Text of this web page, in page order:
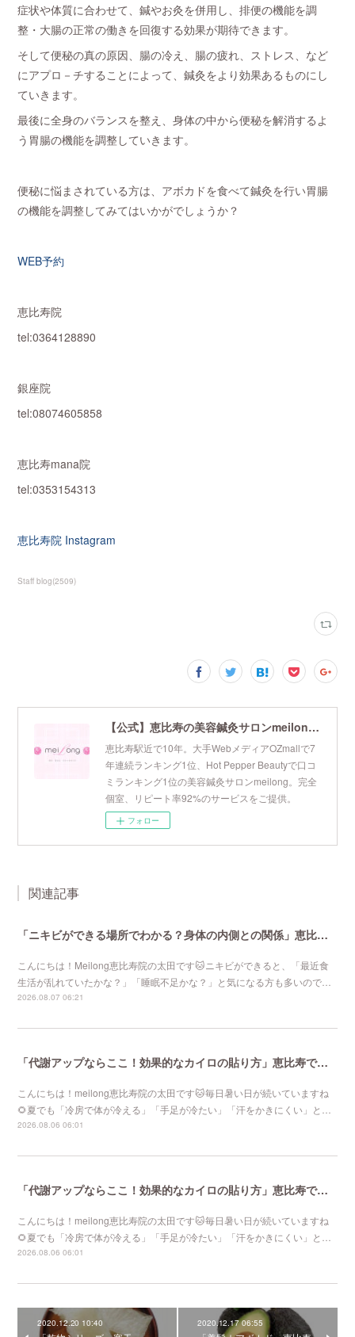
症状や体質に合わせて、鍼やお灸を併用し、排便の機能を調
整・大腸の正常の働きを回復する効果が期待できます。
そして便秘の真の原因、腸の冷え、腸の疲れ、ストレス、など
にアプロ－チすることによって、鍼灸をより効果あるものにし
ていきます。
最後に全身のバランスを整え、身体の中から便秘を解消するよ
う胃腸の機能を調整していきます。
便秘に悩まされている方は、アボカドを食べて鍼灸を行い胃腸
の機能を調整してみてはいかがでしょうか？
WEB予約
恵比寿院
tel:0364128890
銀座院
tel:08074605858
恵比寿mana院
tel:0353154313
恵比寿院 Instagram
Staff blog(2509)
【公式】恵比寿の美容鍼灸サロンmeilong｜ツボを押さえた針・お灸の治療で美容と健康を叶えます
恵比寿駅近で10年。大手WebメディアOZmallで7
年連続ランキング1位、Hot Pepper Beautyで口コ
ミランキング1位の美容鍼灸サロンmeilong。完全
個室、リピート率92%のサービスをご提供。
フォロー
関連記事
「ニキビができる場所でわかる？身体の内側との関係」恵比寿で口コミNo 1美容鍼灸ならmeilong
こんにちは！Meilong恵比寿院の太田です🐱ニキビができると、「最近食
生活が乱れていたかな？」「睡眠不足かな？」と気になる方も多いので…
2026.08.07 06:21
「代謝アップならここ！効果的なカイロの貼り方」恵比寿で口コミNo 1美容鍼灸ならmeilong
こんにちは！meilong恵比寿院の太田です🐱毎日暑い日が続いていますね
🌻夏でも「冷房で体が冷える」「手足が冷たい」「汗をかきにくい」と…
2026.08.06 06:01
「代謝アップならここ！効果的なカイロの貼り方」恵比寿で口コミNo 1美容鍼灸ならmeilong
こんにちは！meilong恵比寿院の太田です🐱毎日暑い日が続いていますね
🌻夏でも「冷房で体が冷える」「手足が冷たい」「汗をかきにくい」と…
2026.08.06 06:01
2020.12.20 10:40 2020.12.17 06:55